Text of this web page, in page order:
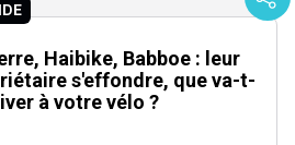
Haibike, Babboe : leur
s'effondre, que va-t-
à votre vélo ?